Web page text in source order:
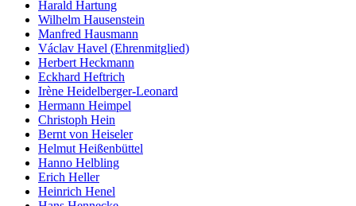
Harald Hartung
Wilhelm Hausenstein
Manfred Hausmann
Václav Havel (Ehrenmitglied)
Herbert Heckmann
Eckhard Heftrich
Irène Heidelberger-Leonard
Hermann Heimpel
Christoph Hein
Bernt von Heiseler
Helmut Heißenbüttel
Hanno Helbling
Erich Heller
Heinrich Henel